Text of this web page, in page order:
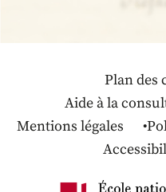
Plan des
Aide à la
Mentions légales